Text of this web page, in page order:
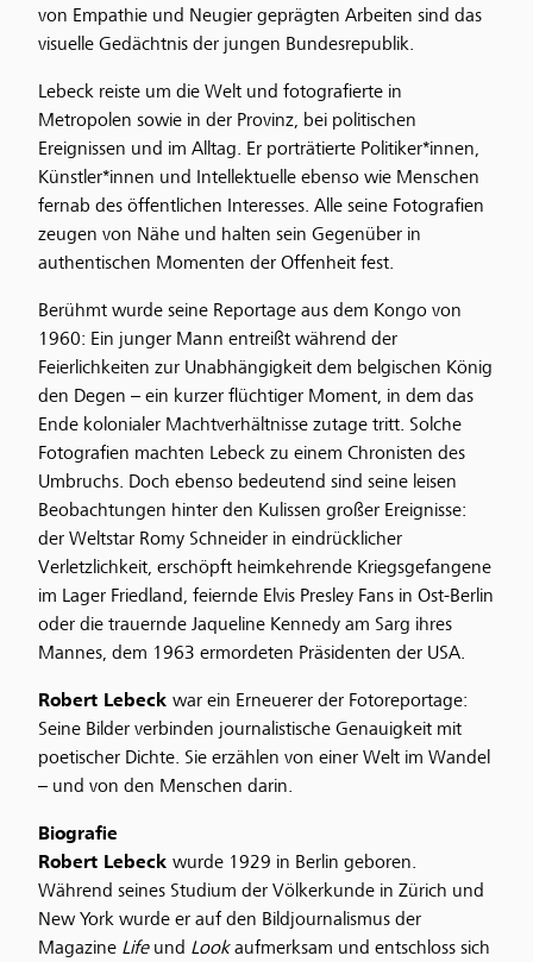
von Empathie und Neugier geprägten Arbeiten sind das
visuelle Gedächtnis der jungen Bundesrepublik.
Lebeck reiste um die Welt und fotografierte in
Metropolen sowie in der Provinz, bei politischen
Ereignissen und im Alltag. Er porträtierte Politiker*innen,
Künstler*innen und Intellektuelle ebenso wie Menschen
fernab des öffentlichen Interesses. Alle seine Fotografien
zeugen von Nähe und halten sein Gegenüber in
authentischen Momenten der Offenheit fest.
Berühmt wurde seine Reportage aus dem Kongo von
1960: Ein junger Mann entreißt während der
Feierlichkeiten zur Unabhängigkeit dem belgischen König
den Degen – ein kurzer flüchtiger Moment, in dem das
Ende kolonialer Machtverhältnisse zutage tritt. Solche
Fotografien machten Lebeck zu einem Chronisten des
Umbruchs. Doch ebenso bedeutend sind seine leisen
Beobachtungen hinter den Kulissen großer Ereignisse:
der Weltstar Romy Schneider in eindrücklicher
Verletzlichkeit, erschöpft heimkehrende Kriegsgefangene
im Lager Friedland, feiernde Elvis Presley Fans in Ost-Berlin
oder die trauernde Jaqueline Kennedy am Sarg ihres
Mannes, dem 1963 ermordeten Präsidenten der USA.
Robert Lebeck war ein Erneuerer der Fotoreportage:
Seine Bilder verbinden journalistische Genauigkeit mit
poetischer Dichte. Sie erzählen von einer Welt im Wandel
– und von den Menschen darin.
Biografie
Robert Lebeck wurde 1929 in Berlin geboren.
Während seines Studium der Völkerkunde in Zürich und
New York wurde er auf den Bildjournalismus der
Magazine Life und Lookaufmerksam und entschloss sich